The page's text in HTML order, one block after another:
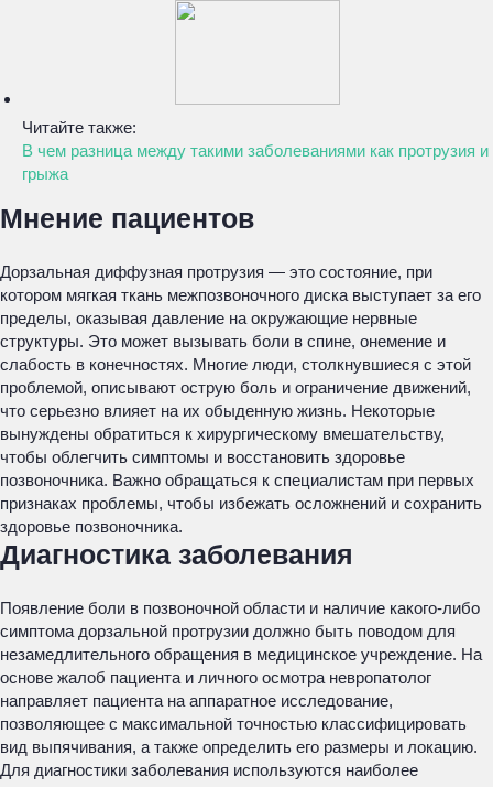
Читайте также:
В чем разница между такими заболеваниями как протрузия и
грыжа
Мнение пациентов
Дорзальная диффузная протрузия — это состояние, при
котором мягкая ткань межпозвоночного диска выступает за его
пределы, оказывая давление на окружающие нервные
структуры. Это может вызывать боли в спине, онемение и
слабость в конечностях. Многие люди, столкнувшиеся с этой
проблемой, описывают острую боль и ограничение движений,
что серьезно влияет на их обыденную жизнь. Некоторые
вынуждены обратиться к хирургическому вмешательству,
чтобы облегчить симптомы и восстановить здоровье
позвоночника. Важно обращаться к специалистам при первых
признаках проблемы, чтобы избежать осложнений и сохранить
здоровье позвоночника.
Диагностика заболевания
Появление боли в позвоночной области и наличие какого-либо
симптома дорзальной протрузии должно быть поводом для
незамедлительного обращения в медицинское учреждение. На
основе жалоб пациента и личного осмотра невропатолог
направляет пациента на аппаратное исследование,
позволяющее с максимальной точностью классифицировать
вид выпячивания, а также определить его размеры и локацию.
Для диагностики заболевания используются наиболее